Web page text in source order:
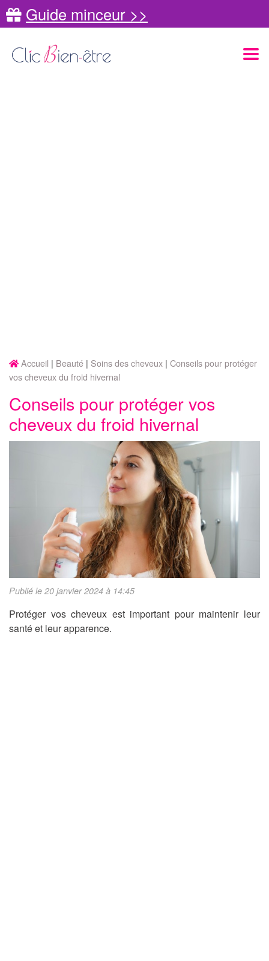
Guide minceur >>
Accueil Beauté Soins des cheveux Conseils pour protéger
vos cheveux du froid hivernal
Conseils pour protéger vos
cheveux du froid hivernal
Publié le 20 janvier 2024 à 14:45
Protéger vos cheveux est important pour maintenir leur
santé et leur apparence.